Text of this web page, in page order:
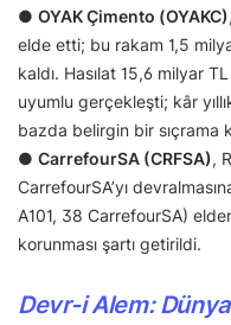
● OYAK Çimento (OYAKC)
elde etti; bu rakam 1,5
kaldı. Hasılat 15,6 milyar
uyumlu gerçekleşti; kâr
bazda belirgin bir sıçrama
● CarrefourSA (CRFSA),
CarrefourSA’yı
A101, 38 CarrefourSA)
korunması şartı getirildi.
Devr-i Alem: